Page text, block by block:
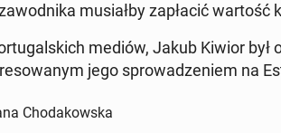
mu­siał­by za­pła­cić
mediów, Jakub Kiwior
jego spro­wa­dze­niem na
Chodakowska